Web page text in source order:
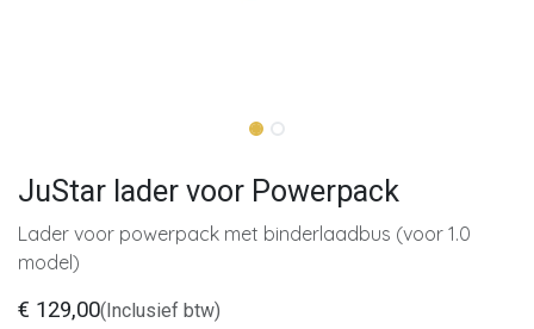
JuStar lader voor Powerpack
Lader voor powerpack met binderlaadbus (voor 1.0
model)
€ 129,00(Inclusief btw)